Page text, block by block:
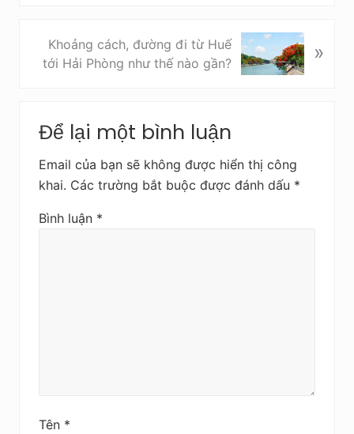
ư
Khoảng cách, đường đi từ Huế
tới Hải Phòng như thế nào gần?
»
Reader
Interactions
Để lại một bình luận
Email của bạn sẽ không được hiển thị công
khai. Các trường bắt buộc được đánh dấu *
Bình luận *
Tên *